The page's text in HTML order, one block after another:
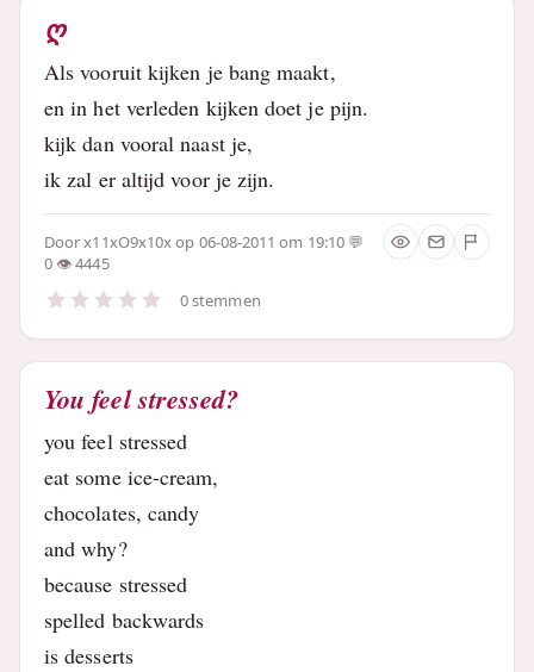
ღ
Als vooruit kijken je bang maakt,
en in het verleden kijken doet je pijn.
kijk dan vooral naast je,
ik zal er altijd voor je zijn.
Doorx11xO9x10xop 06-08-2011 om 19:10
0
4445
0 stemmen
You feel stressed?
you feel stressed
eat some ice-cream,
chocolates, candy
and why?
because stressed
spelled backwards
is desserts